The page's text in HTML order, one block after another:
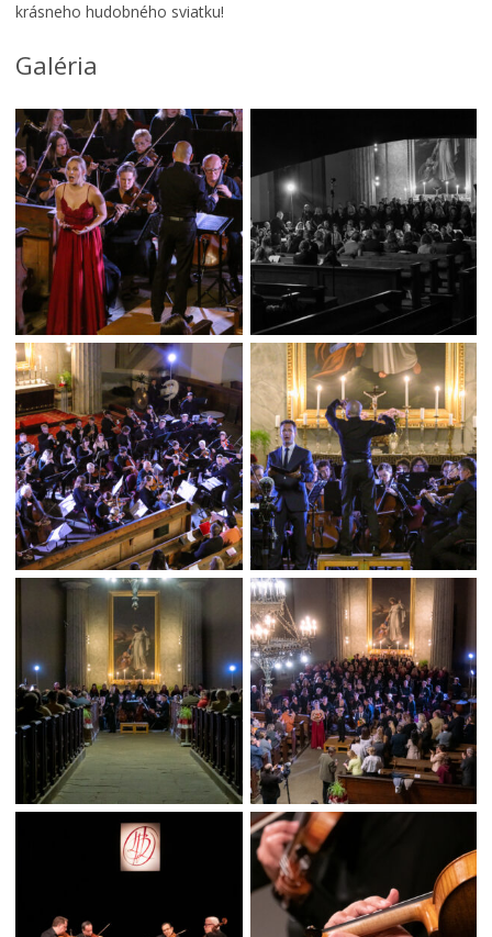
krásneho hudobného sviatku!
Galéria